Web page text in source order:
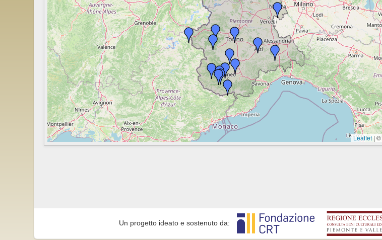
Leaflet | ©
Un progetto ideato e sostenuto da: